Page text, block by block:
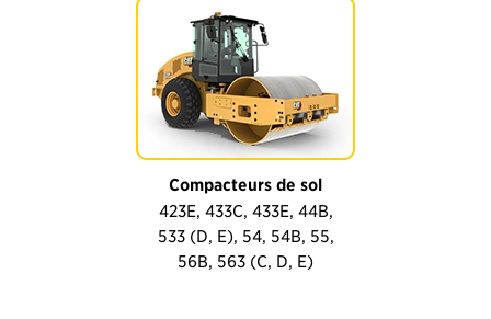
Compacteurs de sol
423E, 433C, 433E, 44B,
533 (D, E), 54, 54B, 55,
56B, 563 (C, D, E)